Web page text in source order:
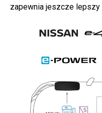
zapewnia jeszcze lepszy